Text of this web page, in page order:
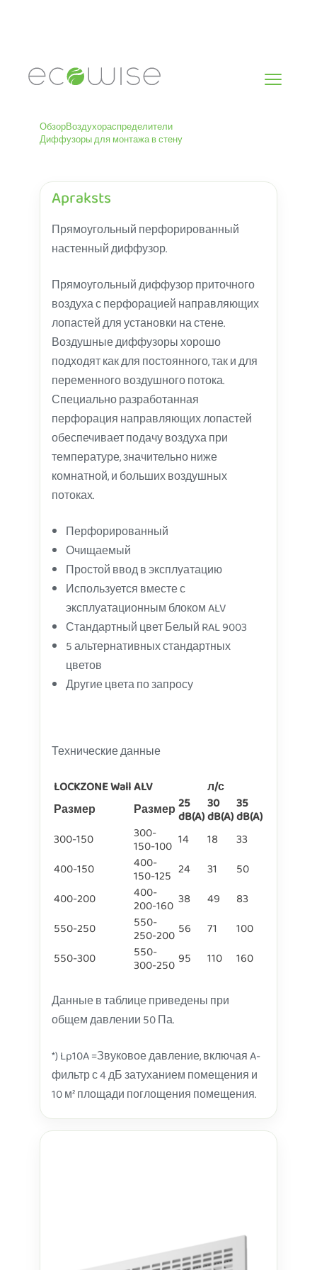
content
ОбзорВоздухораспределители
Диффузоры для монтажа в стену
Apraksts
Прямоугольный перфорированный
настенный диффузор.
Прямоугольный диффузор приточного
воздуха с перфорацией направляющих
лопастей для установки на стене.
Воздушные диффузоры хорошо
подходят как для постоянного, так и для
переменного воздушного потока.
Специально разработанная
перфорация направляющих лопастей
обеспечивает подачу воздуха при
температуре, значительно ниже
комнатной, и больших воздушных
потоках.
Перфорированный
Очищаемый
Простой ввод в эксплуатацию
Используется вместе с
эксплуатационным блоком ALV
Стандартный цвет Белый RAL 9003
5 альтернативных стандартных
цветов
Другие цвета по запросу
Технические данные
LOCKZONEWallALV
л/с
Размер
Размер25
dB(A)
30
dB(A)
35
dB(A)
300-150
300-
150-100 14 18
33
400-150
400-
150-125 24 31
50
400-200
400-
200-16038 49
83
550-250
550-
250-20056 71
100
550-300
550-
300-25095 110 160
Данные в таблице приведены при
общем давлении 50 Па.
*) Lp10A =Звуковое давление, включая A-
фильтр с 4 дБ затуханием помещения и
10 м² площади поглощения помещения.